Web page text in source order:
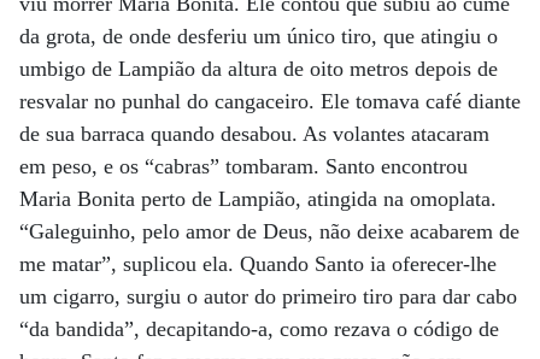
da grota, de onde desferiu um único tiro, que atingiu o
umbigo de Lampião da altura de oito metros depois de
resvalar no punhal do cangaceiro. Ele tomava café diante
de sua barraca quando desabou. As volantes atacaram
em peso, e os “cabras” tombaram. Santo encontrou
Maria Bonita perto de Lampião, atingida na omoplata.
“Galeguinho, pelo amor de Deus, não deixe acabarem de
me matar”, suplicou ela. Quando Santo ia oferecer-lhe
um cigarro, surgiu o autor do primeiro tiro para dar cabo
“da bandida”, decapitando-a, como rezava o código de